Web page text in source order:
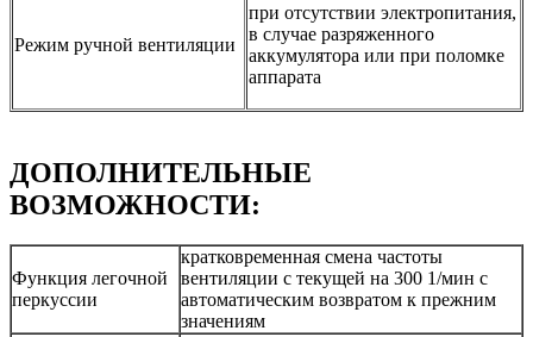
Режим ручной вентиляции
при отсутствии электропитания,
в случае разряженного
аккумулятора или при поломке
аппарата
ДОПОЛНИТЕЛЬНЫЕ
ВОЗМОЖНОСТИ:
Функция легочной
перкуссии
кратковременная смена частоты
вентиляции с текущей на 300 1/мин с
автоматическим возвратом к прежним
значениям